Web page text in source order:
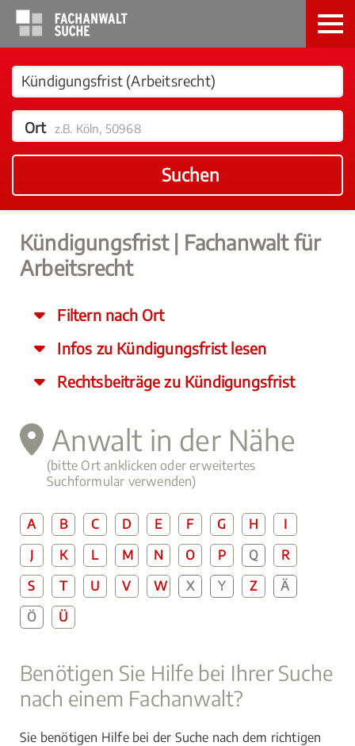
Ort z.B. Köln, 50968
Suchen
Kündigungsfrist | Fachanwalt für
Arbeitsrecht
Filtern nach Ort
Infos zu Kündigungsfrist lesen
Rechtsbeiträge zu Kündigungsfrist
Anwalt in der Nähe
(bitte Ort anklicken oder erweitertes
Suchformular verwenden)
A B C D E F G H
I
J
K L M N O P Q
R
S
T U V W X Y Z
Ä
Ö
Ü
Benötigen Sie Hilfe bei Ihrer Suche
nach einem Fachanwalt?
Sie benötigen Hilfe bei der Suche nach dem richtigen